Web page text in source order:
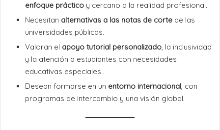
enfoque práctico y cercano a la realidad profesional.
Necesitan alternativas a las notas de corte de las
universidades públicas.
Valoran el apoyo tutorial personalizado, la inclusividad
y la atención a estudiantes con necesidades
educativas especiales .
Desean formarse en un entorno internacional, con
programas de intercambio y una visión global.